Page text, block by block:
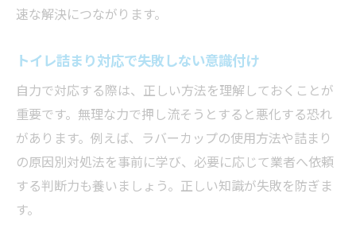
速な解決につながります。
トイレ詰まり対応で失敗しない意識付け
自力で対応する際は、正しい方法を理解しておくことが
重要です。無理な力で押し流そうとすると悪化する恐れ
があります。例えば、ラバーカップの使用方法や詰まり
の原因別対処法を事前に学び、必要に応じて業者へ依頼
する判断力も養いましょう。正しい知識が失敗を防ぎま
す。